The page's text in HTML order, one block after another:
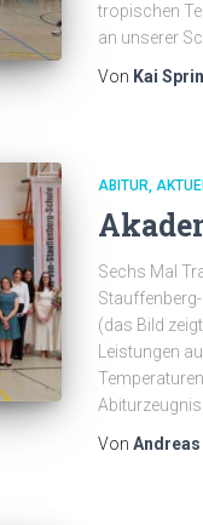
tropischen
an unserer
Von Kai
ABITUR
Sechs Mal
(das Bild
Leistungen
Von